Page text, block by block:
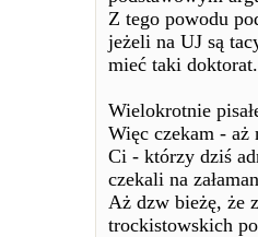
Z tego powodu
jeżeli na UJ są
mieć taki doktorat.
Wielokrotnie
Więc czekam -
Ci - którzy dziś
czekali na
Aż dzw bieżę, że
trockistowskich